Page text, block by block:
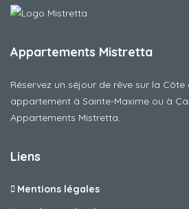
Appartements Mistretta
Réservez un séjour de rêve sur la Côte
appartement à Sainte-Maxime ou à
Appartements Mistretta.
Liens
Mentions légales